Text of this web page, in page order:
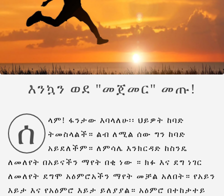
እንኳን ወደ "መጀመር" መጡ!
ሰ
ላም! ፋንታው እባላለሁ፡፡ ህይዎት ከባድ
ትመስላልች። ልብ ለሚል ሰው ግን ከባድ
አይደለችም። ለምሳሌ እንክርዳድ ከስንዴ
ለመለየት በአይናችን ማየት በቂ ነው ። ክፉ እና ደግ ነገር
ለመለየት ደግሞ አዕምሮአችን ማየት መቻል አለበት። የአይን
እይታ እና የአዕምሮ እይታ ይለያያል። አዕምሮ በተከታተይ